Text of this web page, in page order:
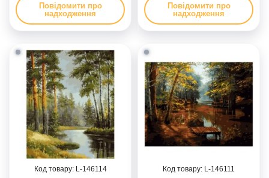
Повідомити про
надходження
Повідомити про
надходження
146114 146111